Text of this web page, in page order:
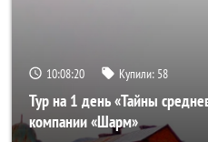
10:08:17 Купили: 58
Тур на 1 день «Тайны
компании «Шарм»